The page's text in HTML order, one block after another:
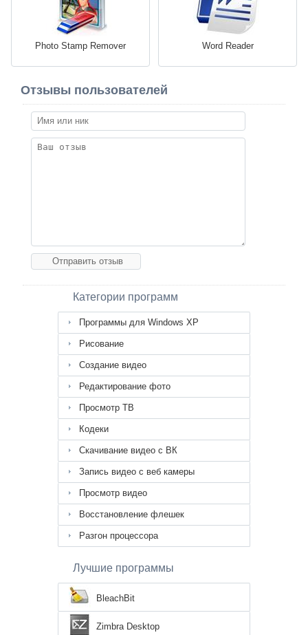
Photo Stamp Remover Word Reader
Отзывы пользователей
Категории программ
Программы для Windows XP
Рисование
Создание видео
Редактирование фото
Просмотр ТВ
Кодеки
Скачивание видео с ВК
Запись видео с веб камеры
Просмотр видео
Восстановление флешек
Разгон процессора
Лучшие программы
BleachBit
Zimbra Desktop